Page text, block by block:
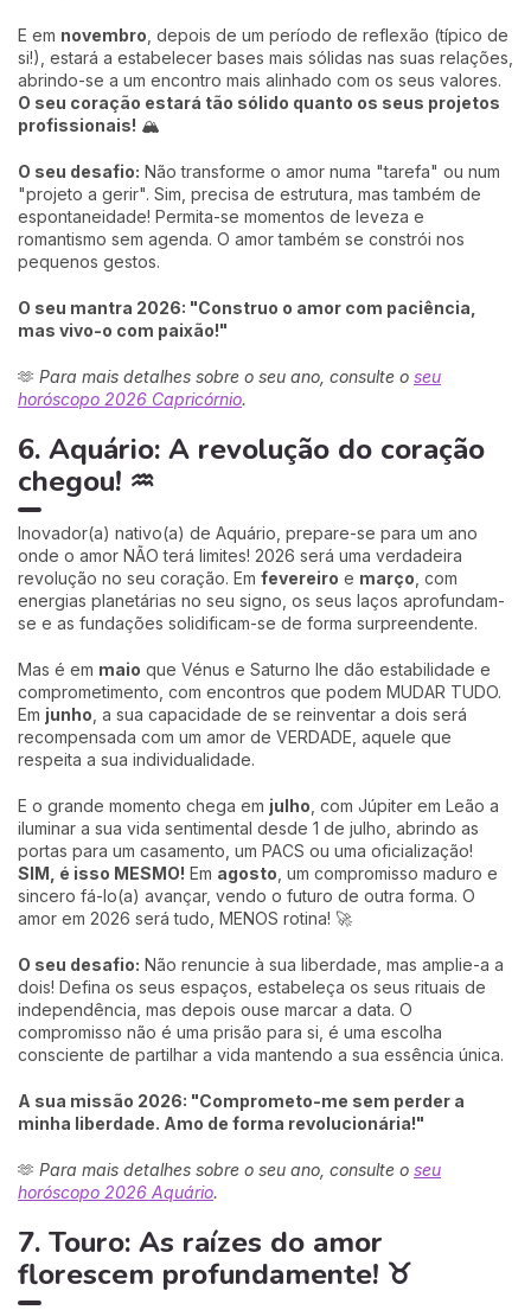
E em novembro , depois de um período de reflexão (típico de
si!), estará a estabelecer bases mais sólidas nas suas relações,
abrindo-se a um encontro mais alinhado com os seus valores.
O seu coração estará tão sólido quanto os seus projetos
profissionais! 🏔️
O seu desafio: Não transforme o amor numa "tarefa" ou num
"projeto a gerir". Sim, precisa de estrutura, mas também de
espontaneidade! Permita-se momentos de leveza e
romantismo sem agenda. O amor também se constrói nos
pequenos gestos.
O seu mantra 2026: "Construo o amor com paciência,
mas vivo-o com paixão!"
🫶 Para mais detalhes sobre o seu ano, consulte o seu
horóscopo 2026 Capricórnio.
6. Aquário: A revolução do coração
chegou! ♒
Inovador(a) nativo(a) de Aquário, prepare-se para um ano
onde o amor NÃO terá limites! 2026 será uma verdadeira
revolução no seu coração. Em fevereiro e março , com
energias planetárias no seu signo, os seus laços aprofundam-
se e as fundações solidificam-se de forma surpreendente.
Mas é em maio que Vénus e Saturno lhe dão estabilidade e
comprometimento, com encontros que podem MUDAR TUDO.
Em junho , a sua capacidade de se reinventar a dois será
recompensada com um amor de VERDADE, aquele que
respeita a sua individualidade.
E o grande momento chega em julho , com Júpiter em Leão a
iluminar a sua vida sentimental desde 1 de julho, abrindo as
portas para um casamento, um PACS ou uma oficialização!
SIM, é isso MESMO! Em agosto , um compromisso maduro e
sincero fá-lo(a) avançar, vendo o futuro de outra forma. O
amor em 2026 será tudo, MENOS rotina! 🚀
O seu desafio: Não renuncie à sua liberdade, mas amplie-a a
dois! Defina os seus espaços, estabeleça os seus rituais de
independência, mas depois ouse marcar a data. O
compromisso não é uma prisão para si, é uma escolha
consciente de partilhar a vida mantendo a sua essência única.
A sua missão 2026: "Comprometo-me sem perder a
minha liberdade. Amo de forma revolucionária!"
🫶 Para mais detalhes sobre o seu ano, consulte o seu
horóscopo 2026 Aquário.
7. Touro: As raízes do amor
florescem profundamente! ♉